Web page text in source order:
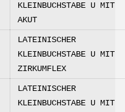
KLEINBUCHSTABE U MIT
AKUT
LATEINISCHER
KLEINBUCHSTABE U MIT
ZIRKUMFLEX
LATEINISCHER
KLEINBUCHSTABE U MIT